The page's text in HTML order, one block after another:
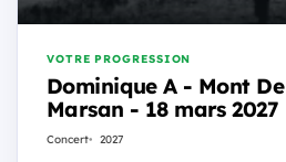
VOTRE PROGRESSION
Dominique A - Mont De
Marsan - 18 mars 2027
Concert 2027